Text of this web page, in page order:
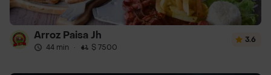
Arroz Paisa Jh
44 min · $ 7500
3.6